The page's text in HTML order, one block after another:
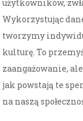
użytkowników,
Wykorzystując
tworzymy
kulturę. To
zaangażowanie,
jak powstają te
na naszą